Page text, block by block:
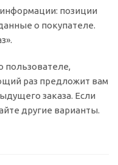
позиции
о покупателе.
пользователе,
раз предложит вам
заказа. Если
другие варианты.